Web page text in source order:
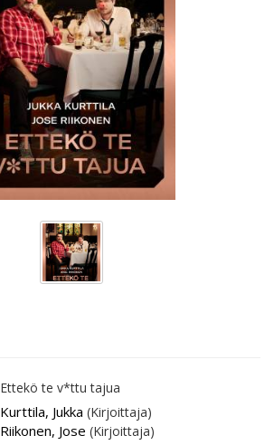
Ettekö te v*ttu tajua
Kurttila, Jukka (Kirjoittaja)
Riikonen, Jose (Kirjoittaja)